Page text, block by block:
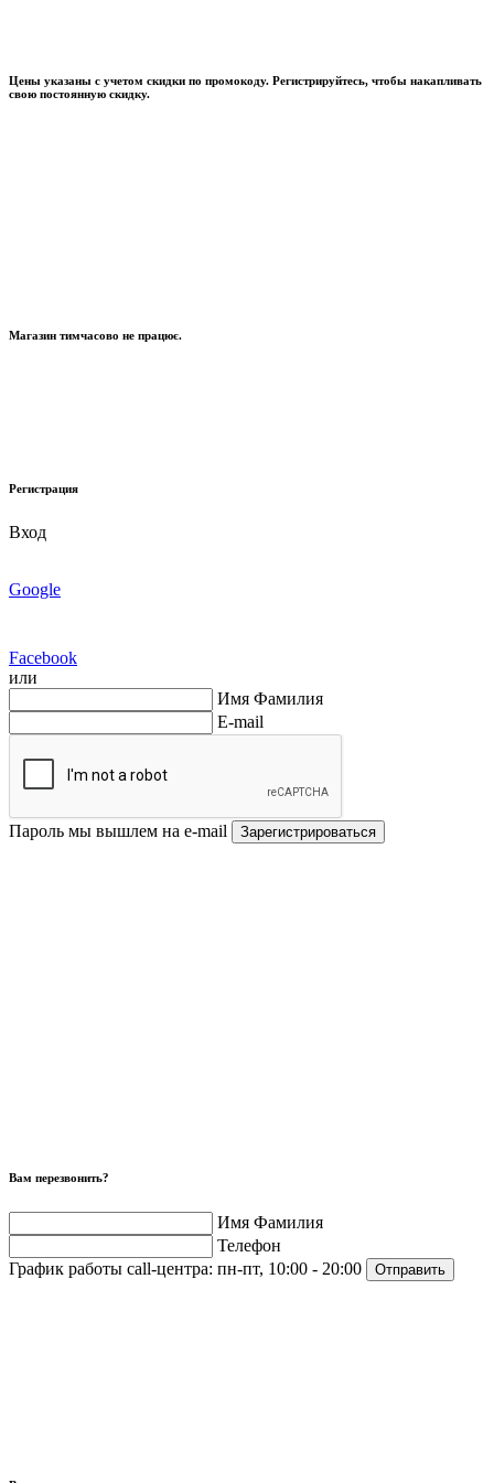
Цены указаны с учетом скидки по промокоду. Регистрируйтесь, чтобы накапливать
свою постоянную скидку.
Магазин тимчасово не працює.
Регистрация
Вход
Google
Facebook
или
Имя Фамилия
E-mail
Пароль мы вышлем на e-mail Зарегистрироваться
Вам перезвонить?
Имя Фамилия
Телефон
График работы call-центра: пн-пт, 10:00 - 20:00 Отправить